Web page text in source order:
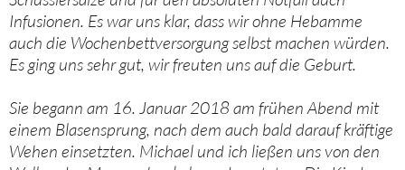
Infusionen. Es war uns klar, dass wir ohne Hebamme
auch die Wochenbettversorgung selbst machen würden.
Es ging uns sehr gut, wir freuten uns auf die Geburt.
Sie begann am 16. Januar 2018 am frühen Abend mit
einem Blasensprung, nach dem auch bald darauf kräftige
Wehen einsetzten. Michael und ich ließen uns von den